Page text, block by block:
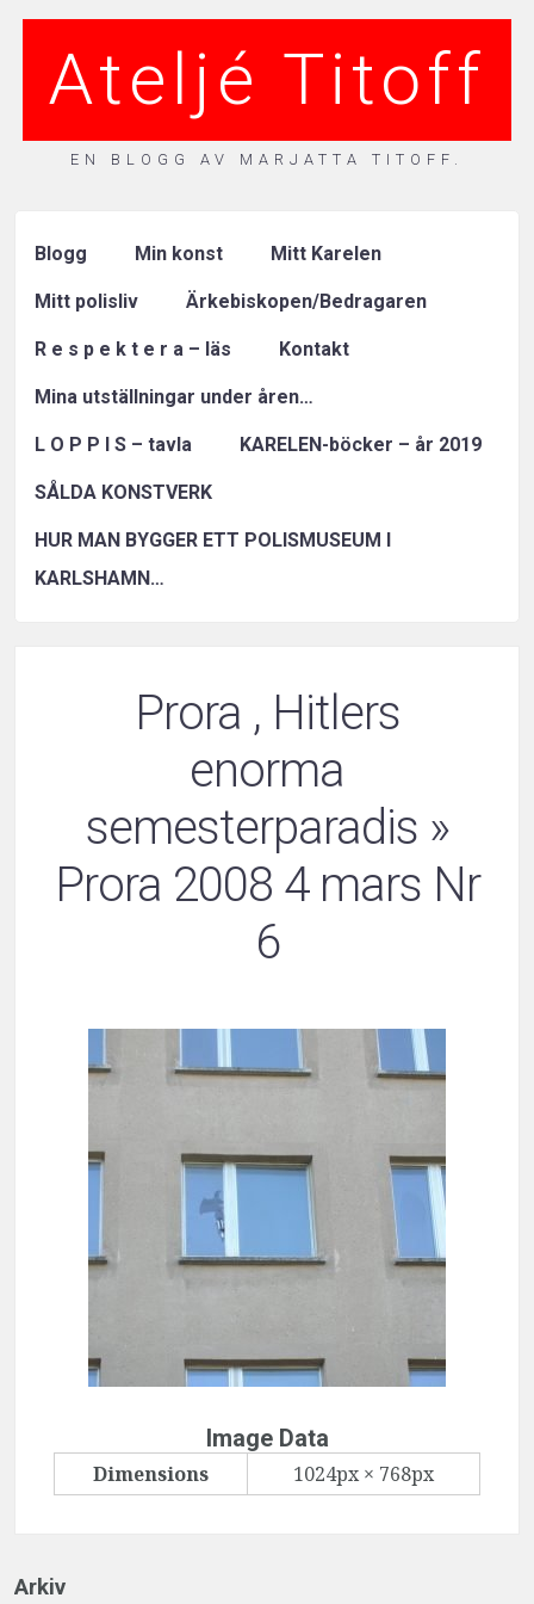
Ateljé Titoff
EN BLOGG AV MARJATTA TITOFF.
Blogg Min konst Mitt Karelen
Mitt polisliv Ärkebiskopen/Bedragaren
R e s p e k t e r a – läs Kontakt
Mina utställningar under åren…
L O P P I S – tavla KARELEN-böcker – år 2019
SÅLDA KONSTVERK
HUR MAN BYGGER ETT POLISMUSEUM I
KARLSHAMN…
Prora , Hitlers
enorma
semesterparadis »
Prora 2008 4 mars Nr
6
Image Data
Dimensions 1024px × 768px
Arkiv